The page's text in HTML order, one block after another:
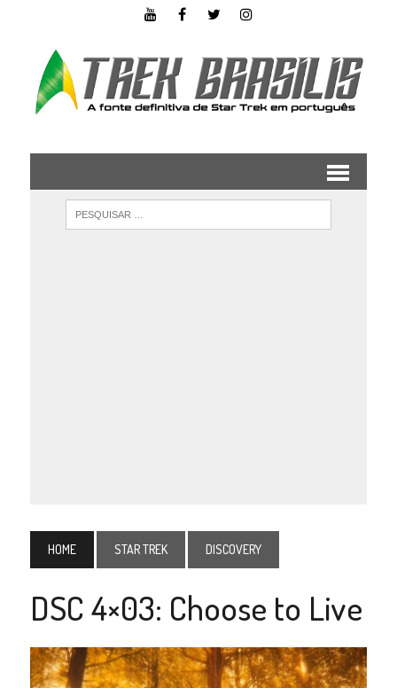
HOME STAR TREK DISCOVERY
DSC 4×03: Choose to Live